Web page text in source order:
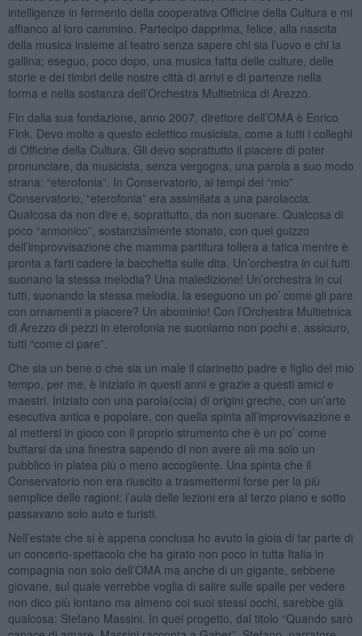
intelligenze in fermento della cooperativa Officine della Cultura e mi
affianco al loro cammino. Partecipo dapprima, felice, alla nascita
della musica insieme al teatro senza sapere chi sia l’uovo e chi la
gallina; eseguo, poco dopo, una musica fatta delle culture, delle
storie e dei timbri delle nostre città di arrivi e di partenze nella
forma e nella sostanza dell’Orchestra Multietnica di Arezzo.
Fin dalla sua fondazione, anno 2007, direttore dell’OMA è Enrico
Fink. Devo molto a questo eclettico musicista, come a tutti i colleghi
di Officine della Cultura. Gli devo soprattutto il piacere di poter
pronunciare, da musicista, senza vergogna, una parola a suo modo
strana: “eterofonia”. In Conservatorio, ai tempi del “mio”
Conservatorio, “eterofonia” era assimilata a una parolaccia.
Qualcosa da non dire e, soprattutto, da non suonare. Qualcosa di
poco “armonico”, sostanzialmente stonato, con quel guizzo
dell’improvvisazione che mamma partitura tollera a fatica mentre è
pronta a farti cadere la bacchetta sulle dita. Un’orchestra in cui tutti
suonano la stessa melodia? Una maledizione! Un’orchestra in cui
tutti, suonando la stessa melodia, la eseguono un po’ come gli pare
con ornamenti a piacere? Un abominio! Con l’Orchestra Multietnica
di Arezzo di pezzi in eterofonia ne suoniamo non pochi e, assicuro,
tutti “come ci pare”.
Che sia un bene o che sia un male il clarinetto padre e figlio del mio
tempo, per me, è iniziato in questi anni e grazie a questi amici e
maestri. Iniziato con una parola(ccia) di origini greche, con un’arte
esecutiva antica e popolare, con quella spinta all’improvvisazione e
al mettersi in gioco con il proprio strumento che è un po’ come
buttarsi da una finestra sapendo di non avere ali ma solo un
pubblico in platea più o meno accogliente. Una spinta che il
Conservatorio non era riuscito a trasmettermi forse per la più
semplice delle ragioni: l’aula delle lezioni era al terzo piano e sotto
passavano solo auto e turisti.
Nell’estate che si è appena conclusa ho avuto la gioia di far parte di
un concerto-spettacolo che ha girato non poco in tutta Italia in
compagnia non solo dell’OMA ma anche di un gigante, sebbene
giovane, sul quale verrebbe voglia di salire sulle spalle per vedere
non dico più lontano ma almeno coi suoi stessi occhi, sarebbe già
qualcosa: Stefano Massini. In quel progetto, dal titolo “Quando sarò